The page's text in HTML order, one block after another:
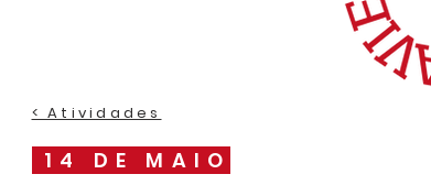
< Atividades
14 DE MAIO